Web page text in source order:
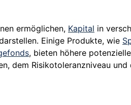
ermöglichen, Kapital in
Einige Produkte, wie
, bieten höhere
dem Risikotoleranzniveau und